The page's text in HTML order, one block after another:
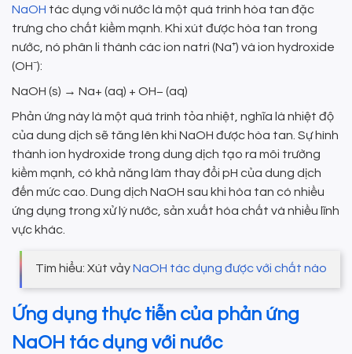
NaOH tác dụng với nước là một quá trình hòa tan đặc
trưng cho chất kiềm mạnh. Khi xút được hòa tan trong
nước, nó phân li thành các ion natri (Na⁺) và ion hydroxide
(OH⁻):
NaOH (s) → Na+ (aq) + OH− (aq)
Phản ứng này là một quá trình tỏa nhiệt, nghĩa là nhiệt độ
của dung dịch sẽ tăng lên khi NaOH được hòa tan. Sự hình
thành ion hydroxide trong dung dịch tạo ra môi trường
kiềm mạnh, có khả năng làm thay đổi pH của dung dịch
đến mức cao. Dung dịch NaOH sau khi hòa tan có nhiều
ứng dụng trong xử lý nước, sản xuất hóa chất và nhiều lĩnh
vực khác.
Tìm hiểu: Xút vảyNaOH tác dụng được với chất nào
Ứng dụng thực tiễn của phản ứng
NaOH tác dụng với nước